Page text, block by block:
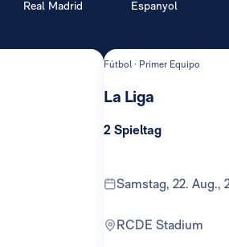
Real Madrid Espanyol
Fútbol · Primer Equipo
La Liga
2 Spieltag
Samstag, 22. Aug.,
RCDE Stadium